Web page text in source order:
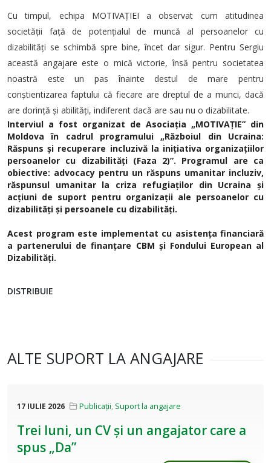
Cu timpul, echipa MOTIVAȚIEI a observat cum atitudinea
societății față de potențialul de muncă al persoanelor cu
dizabilități se schimbă spre bine, încet dar sigur. Pentru Sergiu
această angajare este o mică victorie, însă pentru societatea
noastră este un pas înainte destul de mare pentru
conștientizarea faptului că fiecare are dreptul de a munci, dacă
are dorință și abilități, indiferent dacă are sau nu o dizabilitate.
Interviul a fost organizat de Asociația „MOTIVAȚIE” din
Moldova în cadrul programului „Războiul din Ucraina:
Răspuns și recuperare incluzivă la inițiativa organizațiilor
persoanelor cu dizabilități (Faza 2)”. Programul are ca
obiective: advocacy pentru un răspuns umanitar incluziv,
răspunsul umanitar la criza refugiaților din Ucraina și
acțiuni de suport pentru organizații ale persoanelor cu
dizabilități și persoanele cu dizabilități.
Acest program este implementat cu asistența financiară
a partenerului de finanțare CBM și Fondului European al
Dizabilități.
DISTRIBUIE
ALTE SUPORT LA ANGAJARE
17 IULIE 2026 Publicații, Suport la angajare
Trei luni, un CV și un angajator care a
spus „Da”